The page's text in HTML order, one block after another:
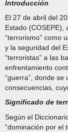
Introducción
El 27 de abril del
Estado (COSEPE),
“terrorismo” como
y la seguridad del
“terroristas” a las
enfrentamiento
“guerra”, donde
consecuencias,
Significado de
Según el
“dominación por el